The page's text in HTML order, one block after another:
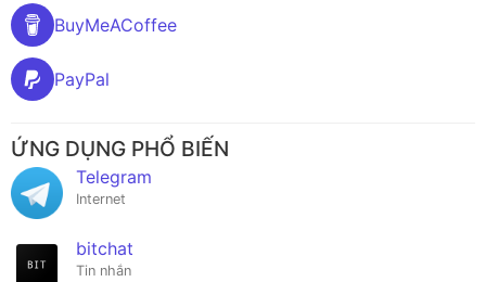
BuyMeACoffee
PayPal
ỨNG DỤNG PHỔ BIẾN
Telegram
Internet
bitchat
Tin nhắn